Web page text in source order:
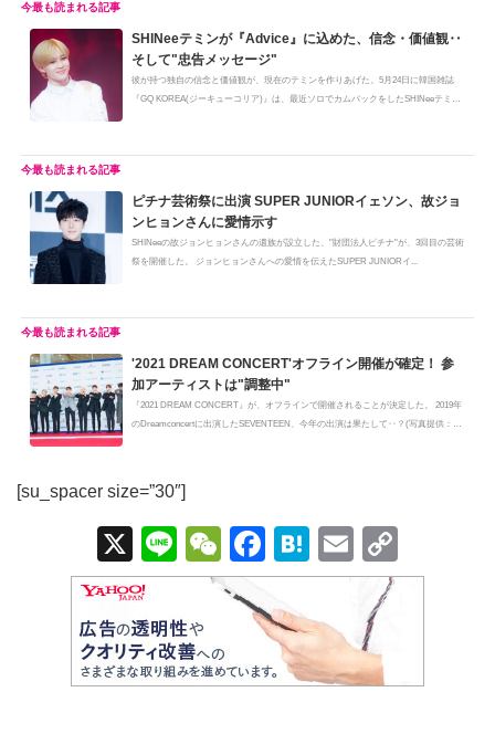
SHINeeテミンが『Advice』に込めた、信念・価値観‥
そして"忠告メッセージ"
彼が持つ独自の信念と価値観が、現在のテミンを作りあげた。5月24日に韓国雑誌
『GQ KOREA(ジーキューコリア)』は、最近ソロでカムバックをしたSHINeeテミン
ピチナ芸術祭に出演 SUPER JUNIORイェソン、故ジョ
ンヒョンさんに愛情示す
SHINeeの故ジョンヒョンさんの遺族が設立した、"財団法人ピチナ"が、3回目の芸術
祭を開催した。 ジョンヒョンさんへの愛情を伝えたSUPER JUNIORイ...
'2021 DREAM CONCERT'オフライン開催が確定！ 参
加アーティストは"調整中"
『2021 DREAM CONCERT』が、オフラインで開催されることが決定した。 2019年
のDreamconcertに出演したSEVENTEEN、今年の出演は果たして‥？(写真提供：ⓒ
[su_spacer size=”30″]
X
Li
n
e
W
e
C
at
F
a
c
e
b
H
at
e
n
a
E
m
ail
o
Li